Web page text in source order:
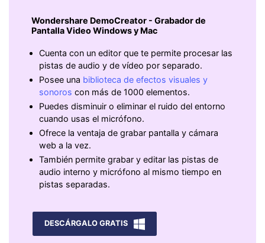
Wondershare DemoCreator - Grabador de
Pantalla Video Windows y Mac
Cuenta con un editor que te permite procesar las
pistas de audio y de vídeo por separado.
Posee una biblioteca de efectos visuales y
sonoros con más de 1000 elementos.
Puedes disminuir o eliminar el ruido del entorno
cuando usas el micrófono.
Ofrece la ventaja de grabar pantalla y cámara
web a la vez.
También permite grabar y editar las pistas de
audio interno y micrófono al mismo tiempo en
pistas separadas.
DESCÁRGALO GRATIS